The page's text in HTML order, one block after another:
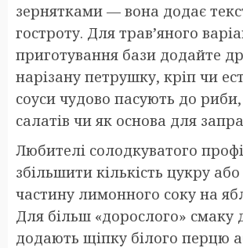
зернятками — вона додає
гостроту. Для трав’яного
приготування бази додайте
нарізану петрушку, кріп чи
соуси чудово пасують до
салатів чи як основа для
Любителі солодкуватого
збільшити кількість цукру
частину лимонного соку на
Для більш «дорослого» смаку
додають щіпку білого перцю